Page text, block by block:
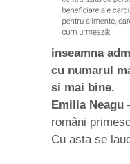
inseamna
cu numarul
si mai bine.
Emilia Neagu
români
Cu asta se